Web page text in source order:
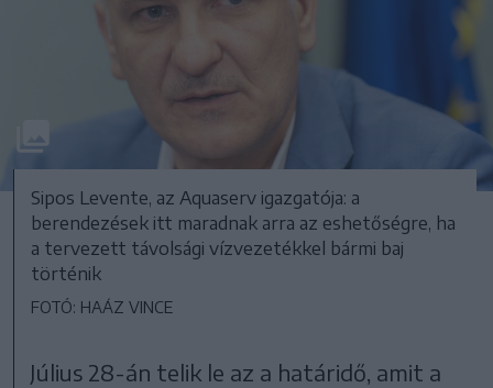
Sipos Levente, az Aquaserv igazgatója: a
berendezések itt maradnak arra az eshetőségre, ha
a tervezett távolsági vízvezetékkel bármi baj
történik
FOTÓ: HAÁZ VINCE
Július 28-án telik le az a határidő, amit a